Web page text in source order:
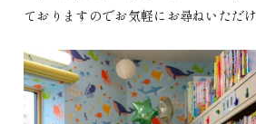
ておりますのでお気軽にお尋ねいただ